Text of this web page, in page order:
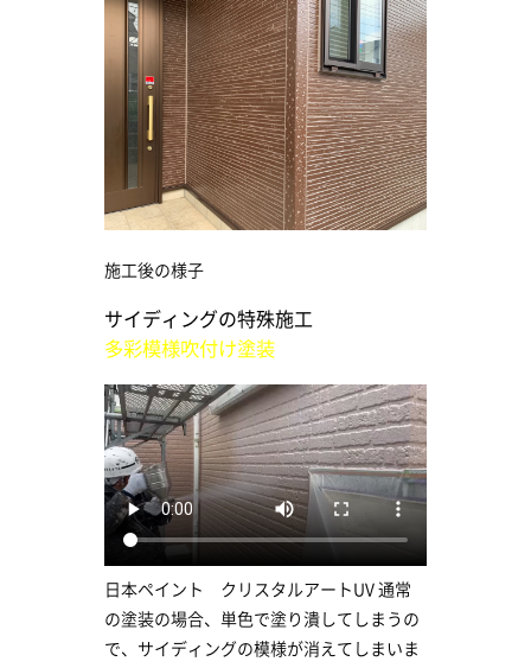
施工後の様子
サイディングの特殊施工
多彩模様吹付け塗装
日本ペイント クリスタルアートUV 通常
の塗装の場合、単色で塗り潰してしまうの
で、サイディングの模様が消えてしまいま